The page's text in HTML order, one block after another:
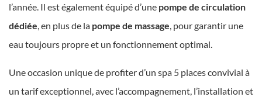
l’année. Il est également équipé d’une pompe de circulation
dédiée, en plus de la pompe de massage, pour garantir une
eau toujours propre et un fonctionnement optimal.
Une occasion unique de profiter d’un spa 5 places convivial à
un tarif exceptionnel, avec l’accompagnement, l’installation et